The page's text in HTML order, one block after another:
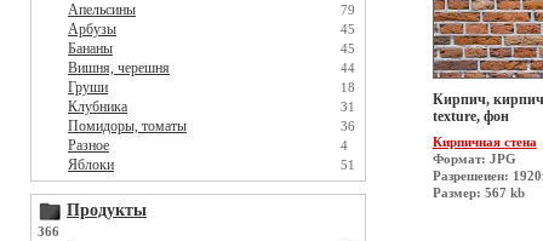
Апельсины 79
Арбузы 45
Бананы 45
Вишня, черешня 44
Груши 18
Клубника 31
Помидоры, томаты 36
Разное 4
Яблоки 51
Продукты
366
Кирпич,
texture, фон
Кирпичная стена
Формат: JPG
Разрешеиен:
Размер: 567 kb